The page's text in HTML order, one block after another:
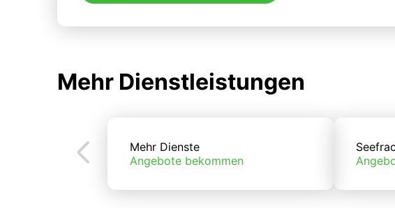
Mehr Dienstleistungen
Mehr Dienste
Angebote bekommen